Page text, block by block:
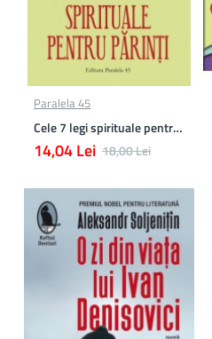
Paralela 45
Cele 7 legi spirituale pentru parinti
14,04 Lei 18,00 Lei